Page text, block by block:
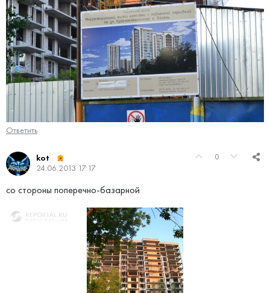
Ответить
0
kot
24.06.2013 17:17
со стороны поперечно-базарной